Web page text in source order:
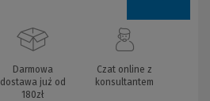
Darmowa
dostawa już od
180zł
Czat online z
konsultantem